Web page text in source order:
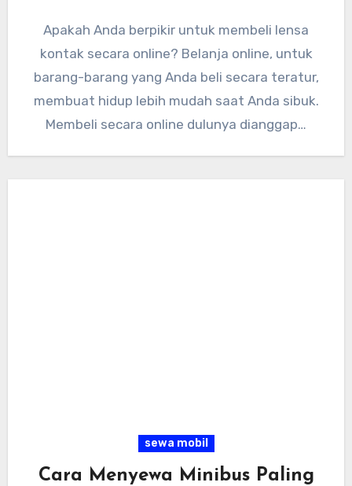
Apakah Anda berpikir untuk membeli lensa
kontak secara online? Belanja online, untuk
barang-barang yang Anda beli secara teratur,
membuat hidup lebih mudah saat Anda sibuk.
Membeli secara online dulunya dianggap…
sewa mobil
Cara Menyewa Minibus Paling